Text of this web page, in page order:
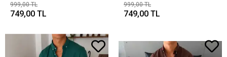
999,00 TL
749,00 TL
999,00 TL
749,00 TL